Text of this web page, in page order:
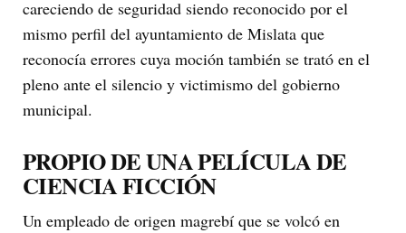
careciendo de seguridad siendo reconocido por el
mismo perfil del ayuntamiento de Mislata que
reconocía errores cuya moción también se trató en el
pleno ante el silencio y victimismo del gobierno
municipal.
PROPIO DE UNA PELÍCULA DE
CIENCIA FICCIÓN
Un empleado de origen magrebí que se volcó en